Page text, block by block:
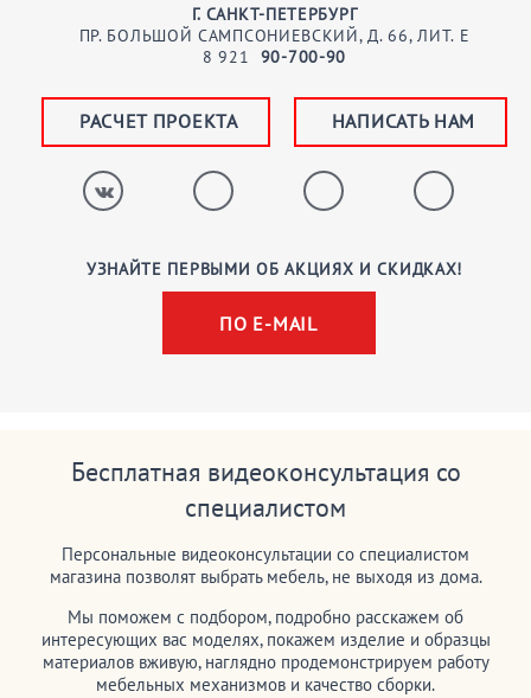
Г. САНКТ-ПЕТЕРБУРГ
ПР. БОЛЬШОЙ САМПСОНИЕВСКИЙ, Д. 66, ЛИТ. Е
8921 90-700-90
РАСЧЕТ ПРОЕКТА НАПИСАТЬ НАМ
УЗНАЙТЕ ПЕРВЫМИ ОБ АКЦИЯХ И СКИДКАХ!
ПО E-MAIL
Бесплатная видеоконсультация со
специалистом
Персональные видеоконсультации со специалистом
магазина позволят выбрать мебель, не выходя из дома.
Мы поможем с подбором, подробно расскажем об
интересующих вас моделях, покажем изделие и образцы
материалов вживую, наглядно продемонстрируем работу
мебельных механизмов и качество сборки.